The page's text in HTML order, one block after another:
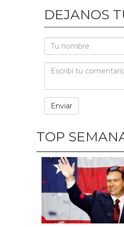
DEJANOS
TOP